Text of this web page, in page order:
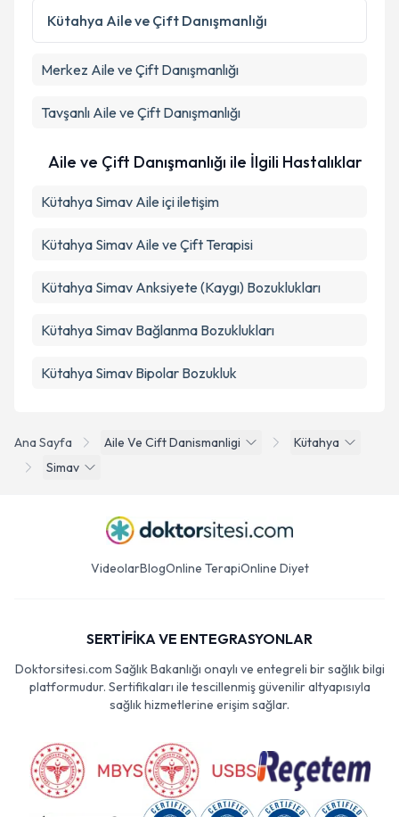
Ana Sayfa Aile Ve Cift Danismanligi
Kütahya
Simav
Kütahya Aile ve Çift Danışmanlığı
Merkez Aile ve Çift Danışmanlığı
Tavşanlı Aile ve Çift Danışmanlığı
Aile ve Çift Danışmanlığı ile İlgili Hastalıklar
Kütahya Simav Aile içi iletişim
Kütahya Simav Aile ve Çift Terapisi
Kütahya Simav Anksiyete (Kaygı) Bozuklukları
Kütahya Simav Bağlanma Bozuklukları
Kütahya Simav Bipolar Bozukluk
VideolarBlogOnline TerapiOnline Diyet
SERTİFİKA VE ENTEGRASYONLAR
Doktorsitesi.com Sağlık Bakanlığı onaylı ve entegreli bir sağlık bilgi
platformudur. Sertifikaları ile tescillenmiş güvenilir altyapısıyla
sağlık hizmetlerine erişim sağlar.